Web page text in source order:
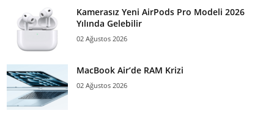
Kamerasız Yeni AirPods Pro Modeli 2026
Yılında Gelebilir
02 Ağustos 2026
MacBook Air’de RAM Krizi
02 Ağustos 2026